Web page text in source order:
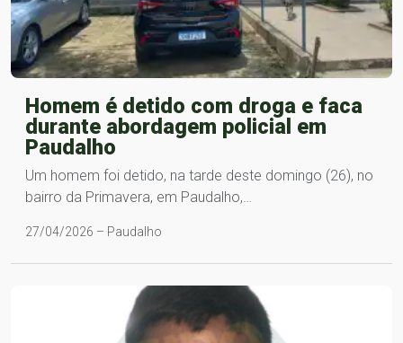
Homem é detido com droga e faca
durante abordagem policial em
Paudalho
Um homem foi detido, na tarde deste domingo (26), no
bairro da Primavera, em Paudalho,…
27/04/2026 – Paudalho